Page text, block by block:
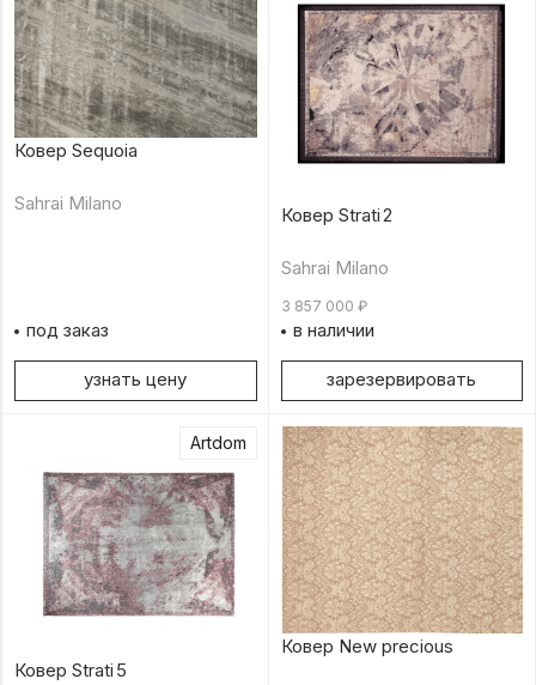
Ковер Sequoia
Sahrai Milano
под заказ
узнать цену
Ковер Strati 2
Sahrai Milano
3 857 000 ₽
в наличии
зарезервировать
Artdom
Ковер Strati 5
Ковер New precious